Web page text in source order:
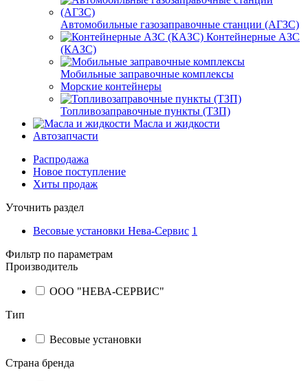
Автомобильные газозаправочные станции (АГЗС)
Контейнерные АЗС
(КАЗС)
Мобильные заправочные комплексы
Морские контейнеры
Топливозаправочные пункты (ТЗП)
Масла и жидкости
Автозапчасти
Распродажа
Новое поступление
Хиты продаж
Уточнить раздел
Весовые установки Нева-Сервис 1
Фильтр по параметрам
Производитель
ООО "НЕВА-СЕРВИС"
Тип
Весовые установки
Страна бренда